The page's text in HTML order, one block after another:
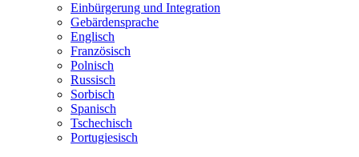
Einbürgerung und Integration
Gebärdensprache
Englisch
Französisch
Polnisch
Russisch
Sorbisch
Spanisch
Tschechisch
Portugiesisch